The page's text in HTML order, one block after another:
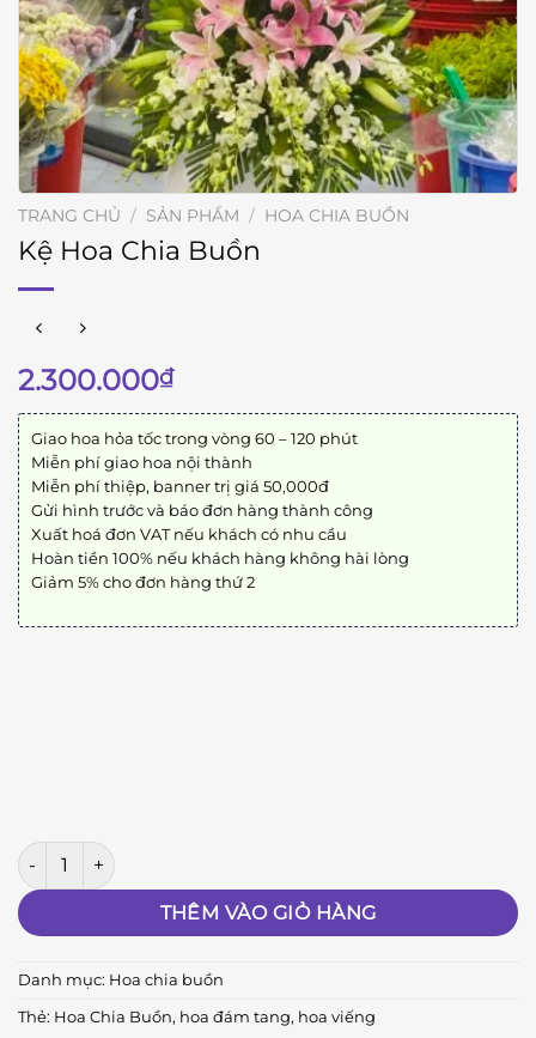
TRANG CHỦ / SẢN PHẨM / HOA CHIA BUỒN
Kệ Hoa Chia Buồn
2.300.000₫
Giao hoa hỏa tốc trong vòng 60 – 120 phút
Miễn phí giao hoa nội thành
Miễn phí thiệp, banner trị giá 50,000đ
Gửi hình trước và báo đơn hàng thành công
Xuất hoá đơn VAT nếu khách có nhu cầu
Hoàn tiền 100% nếu khách hàng không hài lòng
Giảm 5% cho đơn hàng thứ 2
Kệ Hoa Chia Buồn số lượng
THÊM VÀO GIỎ HÀNG
Danh mục: Hoa chia buồn
Thẻ: Hoa Chia Buồn, hoa đám tang, hoa viếng